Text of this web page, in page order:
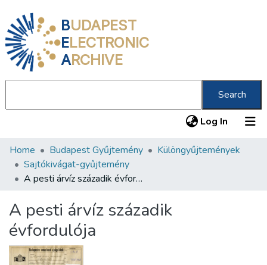
BUDAPEST
ELECTRONIC
ARCHIVE
Search
Log In (current)
Communities & Collections
All of DSpace
About us
Home Budapest Gyűjtemény
Különgyűjtemények
Sajtókivágat-gyűjtemény
A pesti árvíz századik évfordulója
A pesti árvíz századik
évfordulója